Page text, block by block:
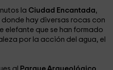
la Ciudad Encantada,
donde hay diversas rocas con
elefante que se han formado
por la acción del agua, el